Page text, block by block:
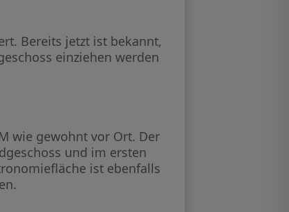
Bereits jetzt ist bekannt,
einziehen werden
wie gewohnt vor Ort. Der
und im ersten
ist ebenfalls